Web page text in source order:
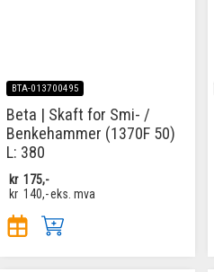
BTA-013700495
Beta | Skaft for Smi- /
Benkehammer (1370F 50)
L: 380
kr 175,-
kr 140,-eks. mva